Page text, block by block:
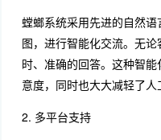
螳螂系统采用先进的自然
图，进行智能化交流。无
时、准确的回答。这种智
意度，同时也大大减轻了人
2. 多平台支持